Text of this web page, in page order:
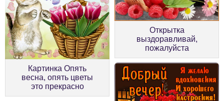
Картинка Опять
весна, опять цветы
это прекрасно
Открытка
выздоравливай,
пожалуйста